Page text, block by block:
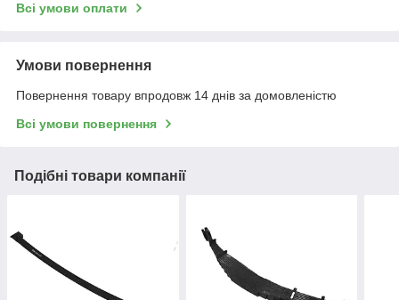
Всі умови оплати
Умови повернення
Повернення товару впродовж 14 днів за домовленістю
Всі умови повернення
Подібні товари компанії